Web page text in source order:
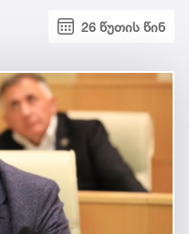
26 წუთის წინ